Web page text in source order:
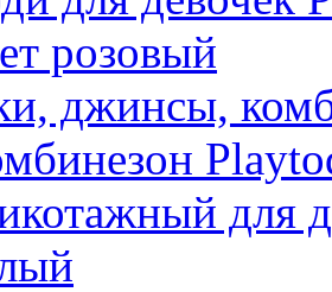
розовый
джинсы,
для